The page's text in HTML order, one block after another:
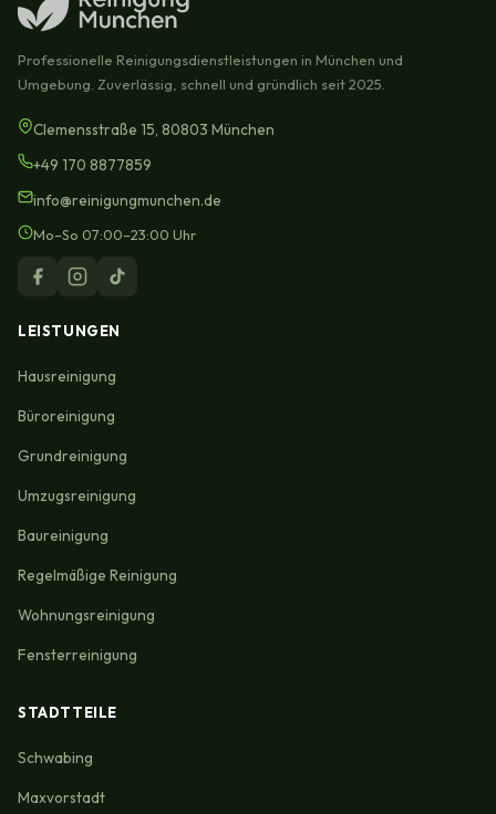
Professionelle Reinigungsdienstleistungen in München und
Umgebung. Zuverlässig, schnell und gründlich seit 2025.
Clemensstraße 15, 80803 München
+49 170 8877859
info@reinigungmunchen.de
Mo–So 07:00–23:00 Uhr
LEISTUNGEN
Hausreinigung
Büroreinigung
Grundreinigung
Umzugsreinigung
Baureinigung
Regelmäßige Reinigung
Wohnungsreinigung
Fensterreinigung
STADTTEILE
Schwabing
Maxvorstadt